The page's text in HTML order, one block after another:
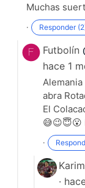
Muchas
· Responder
Futbolín
hace 1
abra
El
😅😉😇😮
·
Karim
·